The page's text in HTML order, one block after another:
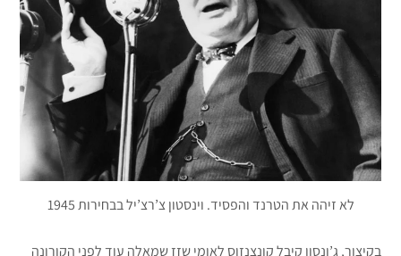
לא זיהה את הטרנד והפסיד. וינסטון צ’רצ’יל בבחירות 1945
בקיצור, ג’ונסון קיבל קונצנזוס לאומי שזז שמאלה עוד לפני הקורונה